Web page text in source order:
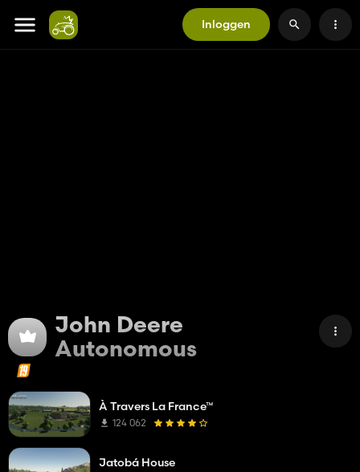
Inloggen
John Deere
Autonomous
À Travers La France™
124 062
Jatobá House